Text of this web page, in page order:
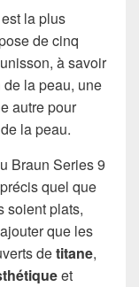
est la plus
de cinq
à savoir
la peau, une
autre pour
la peau.
Braun Series 9
quel que
soient plats,
que les
detitane,
et